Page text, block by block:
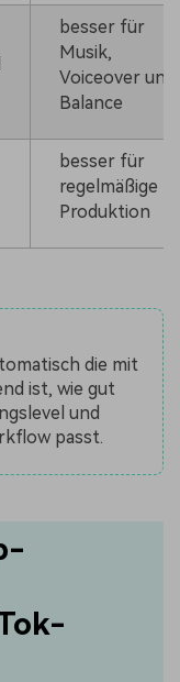
besser für
Musik,
Voiceover und
Balance
besser für
regelmäßige
Produktion
die mit
ist, wie gut
und
passt.